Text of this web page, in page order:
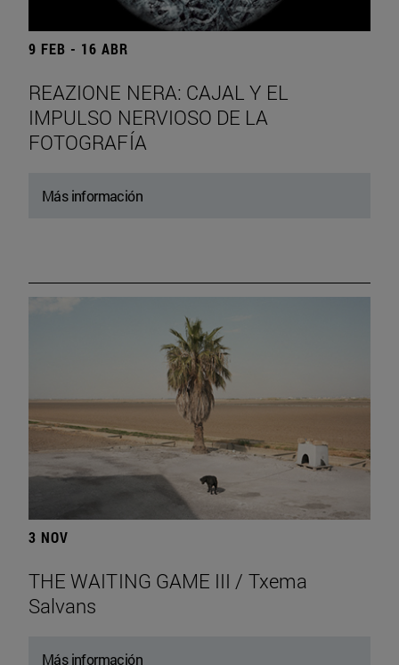
9 FEB - 16 ABR
REAZIONE NERA: CAJAL Y EL
IMPULSO NERVIOSO DE LA
FOTOGRAFÍA
Más información
3 NOV
THE WAITING GAME III / Txema
Salvans
Más información